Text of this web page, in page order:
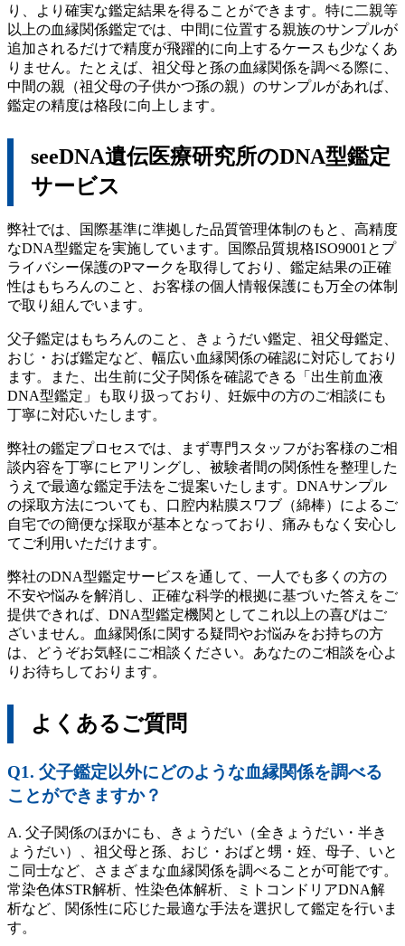
り、より確実な鑑定結果を得ることができます。特に二親等
以上の血縁関係鑑定では、中間に位置する親族のサンプルが
追加されるだけで精度が飛躍的に向上するケースも少なくあ
りません。たとえば、祖父母と孫の血縁関係を調べる際に、
中間の親（祖父母の子供かつ孫の親）のサンプルがあれば、
鑑定の精度は格段に向上します。
seeDNA遺伝医療研究所のDNA型鑑定
サービス
弊社では、国際基準に準拠した品質管理体制のもと、高精度
なDNA型鑑定を実施しています。国際品質規格ISO9001とプ
ライバシー保護のPマークを取得しており、鑑定結果の正確
性はもちろんのこと、お客様の個人情報保護にも万全の体制
で取り組んでいます。
父子鑑定はもちろんのこと、きょうだい鑑定、祖父母鑑定、
おじ・おば鑑定など、幅広い血縁関係の確認に対応しており
ます。また、出生前に父子関係を確認できる「出生前血液
DNA型鑑定」も取り扱っており、妊娠中の方のご相談にも
丁寧に対応いたします。
弊社の鑑定プロセスでは、まず専門スタッフがお客様のご相
談内容を丁寧にヒアリングし、被験者間の関係性を整理した
うえで最適な鑑定手法をご提案いたします。DNAサンプル
の採取方法についても、口腔内粘膜スワブ（綿棒）によるご
自宅での簡便な採取が基本となっており、痛みもなく安心し
てご利用いただけます。
弊社のDNA型鑑定サービスを通して、一人でも多くの方の
不安や悩みを解消し、正確な科学的根拠に基づいた答えをご
提供できれば、DNA型鑑定機関としてこれ以上の喜びはご
ざいません。血縁関係に関する疑問やお悩みをお持ちの方
は、どうぞお気軽にご相談ください。あなたのご相談を心よ
りお待ちしております。
よくあるご質問
Q1. 父子鑑定以外にどのような血縁関係を調べる
ことができますか？
A. 父子関係のほかにも、きょうだい（全きょうだい・半き
ょうだい）、祖父母と孫、おじ・おばと甥・姪、母子、いと
こ同士など、さまざまな血縁関係を調べることが可能です。
常染色体STR解析、性染色体解析、ミトコンドリアDNA解
析など、関係性に応じた最適な手法を選択して鑑定を行いま
す。